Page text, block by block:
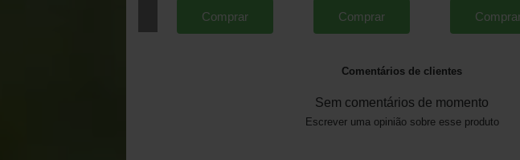
Comprar Comprar
Comentários de clientes
Sem comentários de momento
Escrever uma opinião sobre esse produto